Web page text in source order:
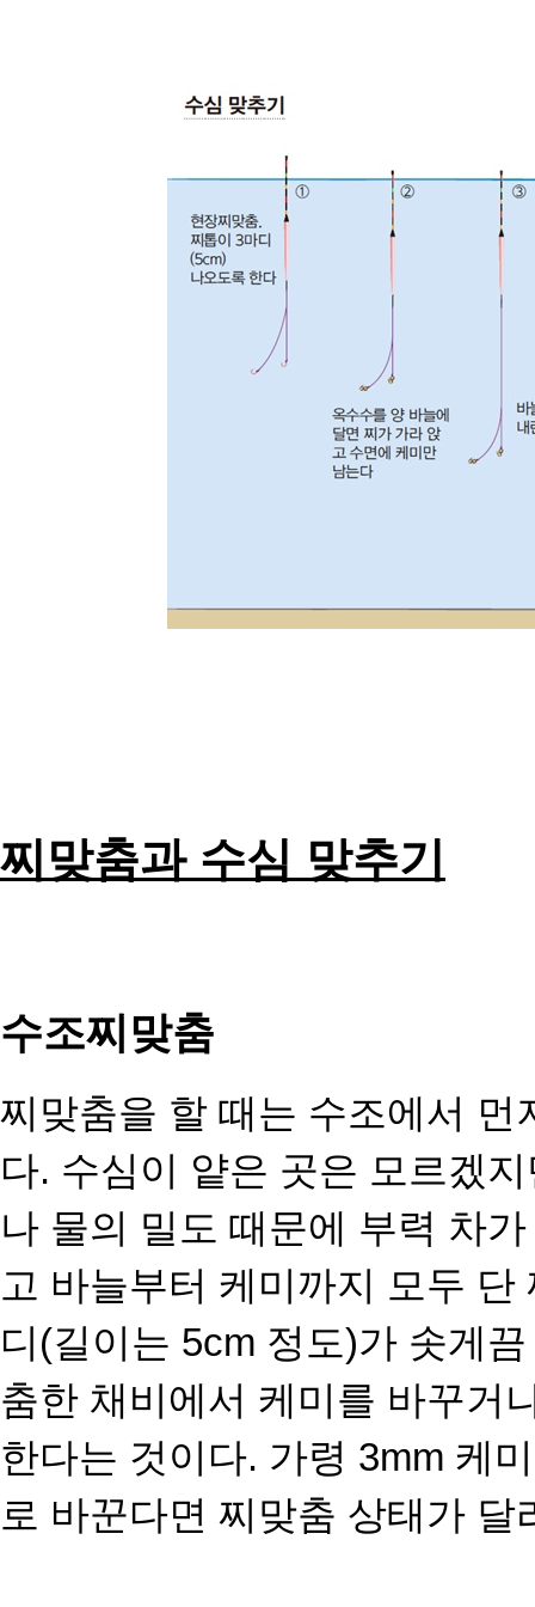
찌맞춤과 수심 맞추기
수조찌맞춤
찌맞춤을 할 때는 수조에서
다. 수심이 얕은 곳은 모르겠
나 물의 밀도 때문에 부력 차
고 바늘부터 케미까지 모두 단
디(길이는 5cm 정도)가 솟게
춤한 채비에서 케미를 바꾸거
한다는 것이다. 가령 3mm 케
로 바꾼다면 찌맞춤 상태가 달